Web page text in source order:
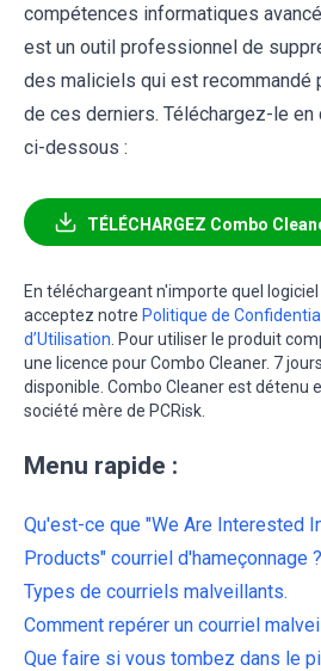
compétences informatiques
est un outil professionnel de
des maliciels qui est recommandé
de ces derniers. Téléchargez-le en
ci-dessous :
TÉLÉCHARGEZ Combo
En téléchargeant n'importe quel
acceptez notre Politique de
d’Utilisation . Pour utiliser le produit
une licence pour Combo Cleaner. 7
disponible. Combo Cleaner est détenu
société mère de PCRisk.
Menu rapide :
Qu'est-ce que "We Are Interested
Products" courriel d'hameçonnage ?
Types de courriels malveillants.
Comment repérer un courriel
Que faire si vous tombez dans le